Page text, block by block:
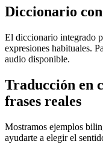
Diccionario
El diccionario integrado
expresiones habituales.
audio disponible.
Traducción en
frases reales
Mostramos ejemplos
ayudarte a elegir el